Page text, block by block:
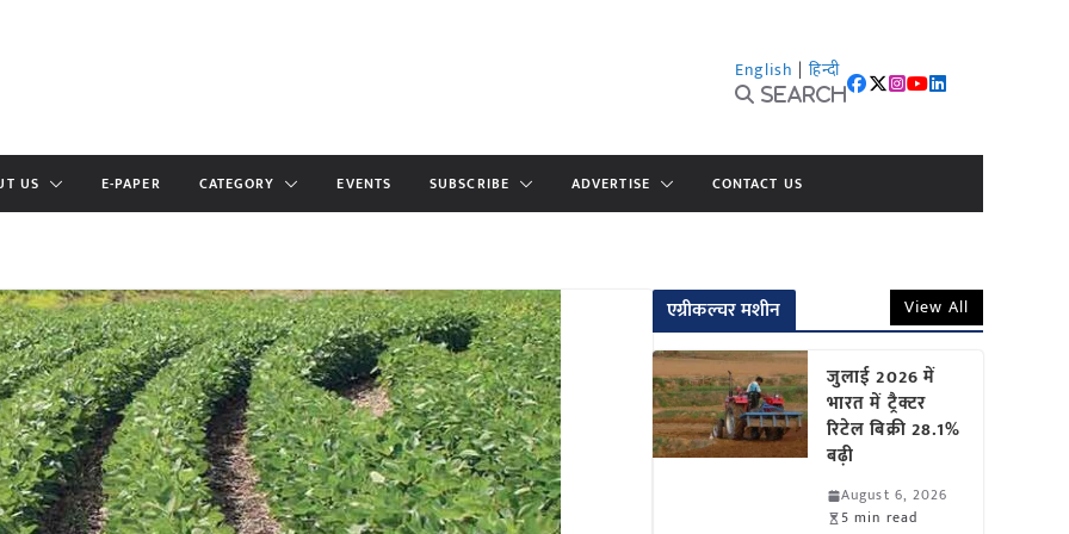
English | हिन्दी
Search
US E-PAPER CATEGORY EVENTS SUBSCRIBE ADVERTISE CONTACT US
एग्रीकल्चर मशीन View All
जुलाई 2026 में
भारत में ट्रैक्टर
रिटेल बिक्री 28.1%
बढ़ी
August 6, 2026
5 min read